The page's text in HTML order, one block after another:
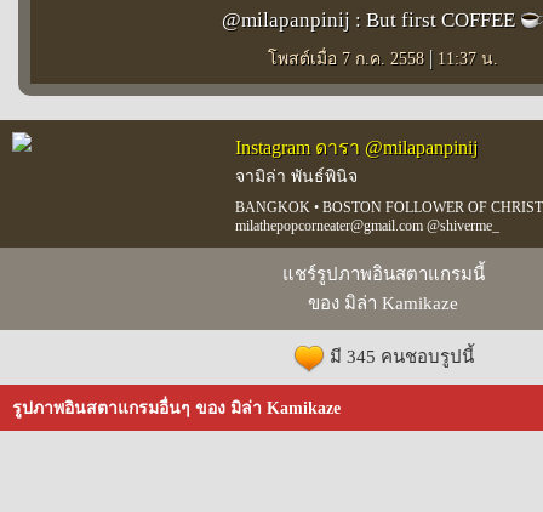
@milapanpinij : But first COFFEE
โพสต์เมื่อ 7 ก.ค. 2558 | 11:37 น.
Instagram ดารา @milapanpinij
จามิล่า พันธ์พินิจ
BANGKOK • BOSTON FOLLOWER OF
milathepopcorneater@gmail.com @shiverme_
แชร์รูปภาพอินสตาแกรมนี้
ของ มิล่า Kamikaze
มี 345 คนชอบรูปนี้
รูปภาพอินสตาแกรมอื่นๆ ของ มิล่า Kamikaze